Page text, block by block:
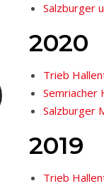
Salzburger
2020
Trieb
Salzburger
2019
Trieb